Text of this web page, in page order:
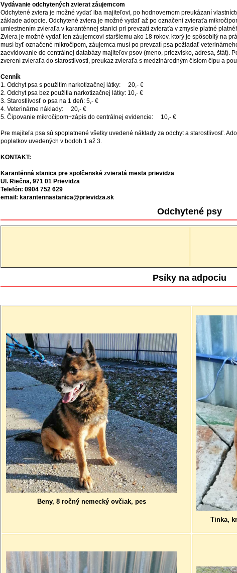
Vydávanie odchytených zvierat záujemcom
Odchytené zviera je možné vydať iba majiteľovi, po hodnovernom preukázaní
základe adopcie. Odchytené zviera je možné vydať až po označení zvieraťa
umiestnením zvieraťa v karanténnej stanici pri prevzatí zvieraťa v zmysle platné
Zviera je možné vydať len záujemcovi staršiemu ako 18 rokov, ktorý je spôsobilý na
musí byť označené mikročipom, záujemca musí po prevzatí psa požiadať
zaevidovanie do centrálnej databázy majiteľov psov (meno, priezvisko, adresa, štát).
zverení zvieraťa do starostlivosti, preukaz zvieraťa s medzinárodným číslom čipu a
Cenník
1. Odchyt psa s použitím narkotizačnej látky: 20,- €
2. Odchyt psa bez použitia narkotizačnej látky: 10,- €
3. Starostlivosť o psa na 1 deň: 5,- €
4. Veterinárne náklady: 20,- €
5. Čipovanie mikročipom+zápis do centrálnej evidencie: 10,- €
Pre majiteľa psa sú spoplatnené všetky uvedené náklady za odchyt a starostlivosť.
poplatkov uvedených v bodoh 1 až 3.
KONTAKT:
Karanténná stanica pre spolčenské zvieratá mesta prievidza
Ul. Riečna, 971 01 Prievidza
Telefón: 0904 752 629
email: karantennastanica@prievidza.sk
Odchytené psy
Psíky na adpociu
Beny, 8 ročný nemecký ovčiak, pes
Tinka,